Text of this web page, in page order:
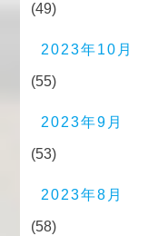
(49)
2023年10月
(55)
2023年9月
(53)
2023年8月
(58)